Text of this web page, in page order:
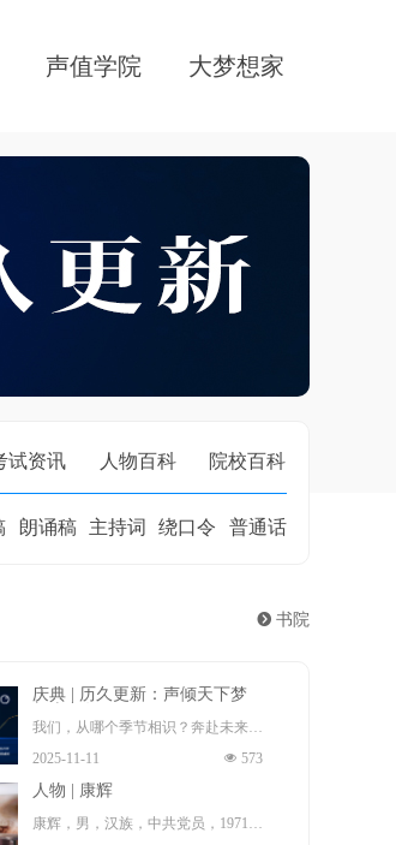
声值学院 大梦想家
试资讯 人物百科 院校百科
朗诵稿 主持词 绕口令 普通话
뀹 书院
庆典 | 历久更新：声倾天下梦
我们，从哪个季节相识？奔赴未来！
这一程夏冬往复，风月浸染群山与长
河。遍经天光夜色，梦想永远年轻。
而热爱，更新。
넶 573
2025-11-11
人物 | 康辉
康辉，男，汉族，中共党员，1971年